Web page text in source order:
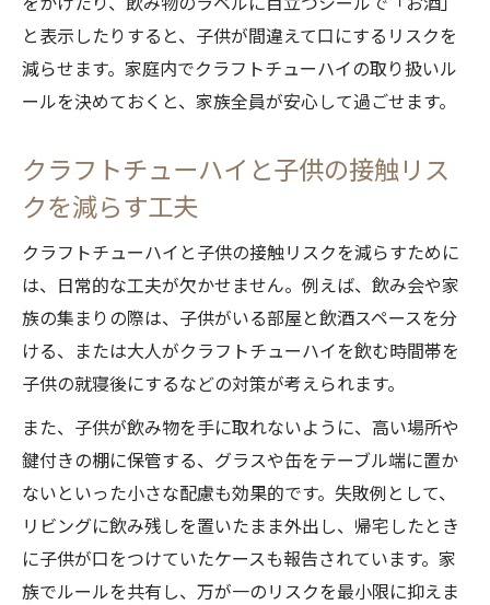
の管理法
子供と過ごす家飲みでクラフトチューハイ
を楽しむ工夫
ポイント
クラフトチューハイのラベルや見た目に注
意しよう
クラフトチューハイは子供に飲ませて大丈夫か
考察
クラフトチューハイは子供に絶対NGな理由
を解説
クラフトチューハイが子供に与えるリスク
と禁止事項
クラフトチューハイのアルコール1%でも子
供は飲めない
クラフトチューハイを子供に与えてはいけ
ない根拠
と表示したりすると、子供が間違えて口にするリスクを
減らせます。家庭内でクラフトチューハイの取り扱いル
ールを決めておくと、家族全員が安心して過ごせます。
クラフトチューハイと子供の接触リス
クを減らす工夫
クラフトチューハイと子供の接触リスクを減らすために
は、日常的な工夫が欠かせません。例えば、飲み会や家
族の集まりの際は、子供がいる部屋と飲酒スペースを分
ける、または大人がクラフトチューハイを飲む時間帯を
子供の就寝後にするなどの対策が考えられます。
また、子供が飲み物を手に取れないように、高い場所や
鍵付きの棚に保管する、グラスや缶をテーブル端に置か
ないといった小さな配慮も効果的です。失敗例として、
リビングに飲み残しを置いたまま外出し、帰宅したとき
に子供が口をつけていたケースも報告されています。家
族でルールを共有し、万が一のリスクを最小限に抑えま